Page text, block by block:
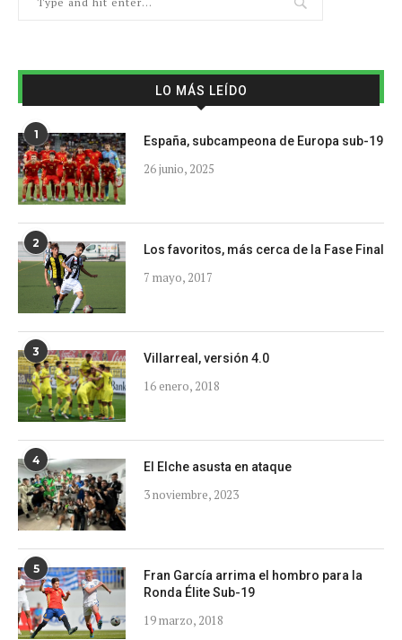
LO MÁS LEÍDO
1 España, subcampeona de Europa sub-19
26 junio, 2025
2 Los favoritos, más cerca de la Fase Final
7 mayo, 2017
3 Villarreal, versión 4.0
16 enero, 2018
4 El Elche asusta en ataque
3 noviembre, 2023
5
Fran García arrima el hombro para la
Ronda Élite Sub-19
19 marzo, 2018